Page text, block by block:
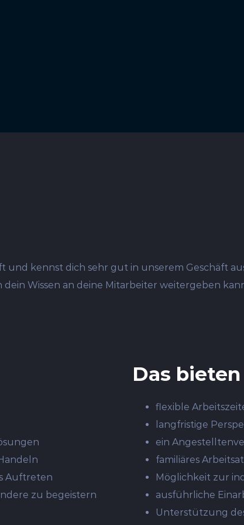
und kennst dich sehr gut in unserem Geschäft
Wissen an deine Mitarbeiter weitergeben
Auftreten
zu begeistern
Das
flexible
langfristige
ein
familiäres
Möglichkeit zur
ausführliche
Unterstützung